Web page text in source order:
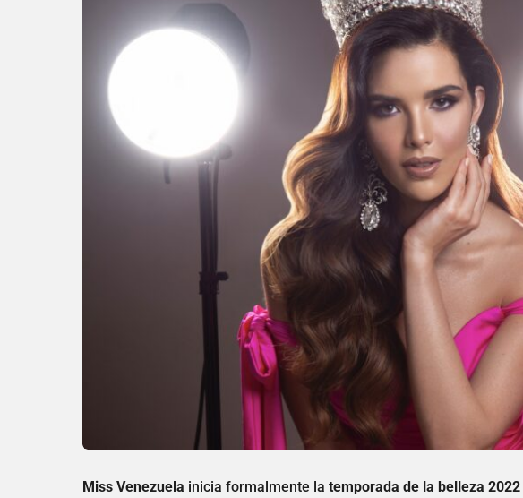
Miss Venezuela inicia formalmente la temporada de la belleza 2022